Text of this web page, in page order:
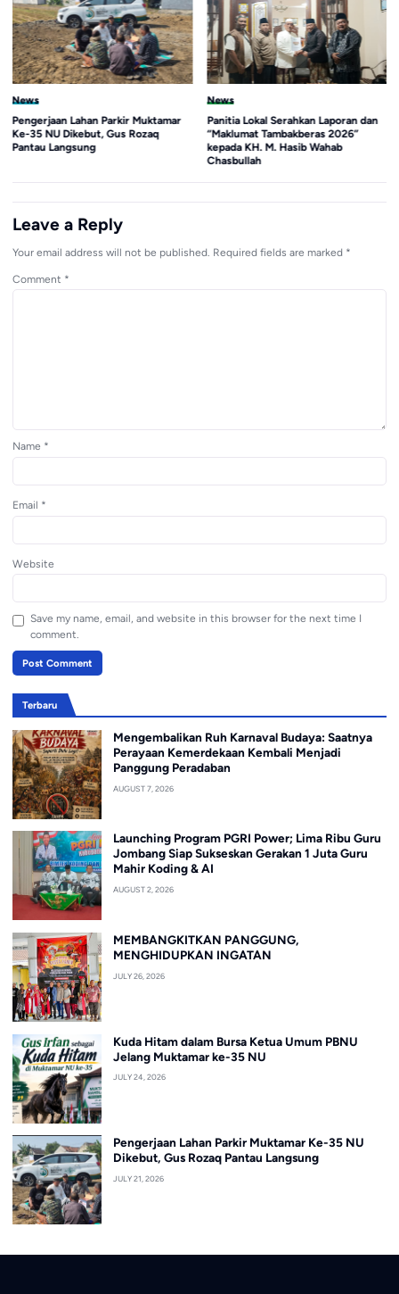
News
Panitia Lokal Serahkan Laporan dan
“Maklumat Tambakberas 2026”
kepada KH. M. Hasib Wahab
News
Membaca Zaman, Menciptakan
Ruang
Leave a Reply
Your email address will not be published. Required fields are marked *
Comment *
Name *
Email *
Website
Save my name, email, and website in this browser for the next time I
comment.
Terbaru
Mengembalikan Ruh Karnaval Budaya: Saatnya
Perayaan Kemerdekaan Kembali Menjadi
Panggung Peradaban
AUGUST 7, 2026
Launching Program PGRI Power; Lima Ribu Guru
Jombang Siap Sukseskan Gerakan 1 Juta Guru
Mahir Koding & AI
AUGUST 2, 2026
MEMBANGKITKAN PANGGUNG,
MENGHIDUPKAN INGATAN
JULY 26, 2026
Kuda Hitam dalam Bursa Ketua Umum PBNU
Jelang Muktamar ke-35 NU
JULY 24, 2026
Pengerjaan Lahan Parkir Muktamar Ke-35 NU
Dikebut, Gus Rozaq Pantau Langsung
JULY 21, 2026